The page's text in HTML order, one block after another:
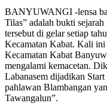
BANYUWANGI -lensa
Tilas” adalah bukti
tersebut di gelar setiap
Kecamatan Kabat. Kali ini
Kecamatan Kabat
mengalami kemacetan.
Labanasem dijadikan Start
pahlawan Blambangan
Tawangalun”.